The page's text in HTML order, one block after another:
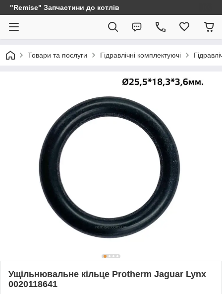
"Remise" Запчастини до котлів
Товари та послуги Гідравлічні комплектуючі
Ущільнювальне кільце Protherm Jaguar Lynx
0020118641